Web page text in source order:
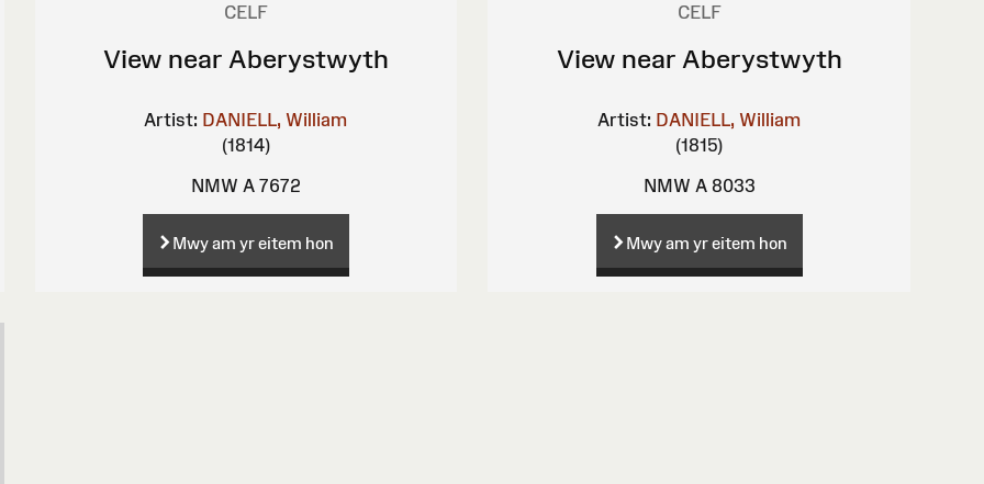
CELF
View near Aberystwyth
Artist: DANIELL, William
(1814)
NMW A 7672
Mwy am yr eitem hon
CELF
View near Aberystwyth
Artist: DANIELL, William
(1815)
NMW A 8033
Mwy am yr eitem hon